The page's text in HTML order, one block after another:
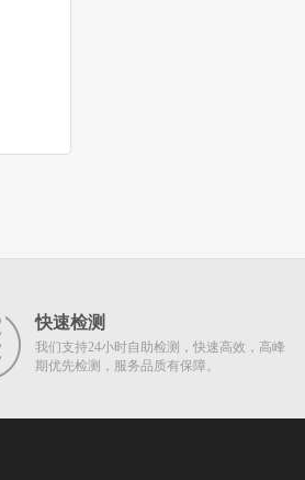
快速检测
我们支持24小时自助检测，快速高效，高峰
期优先检测，服务品质有保障。